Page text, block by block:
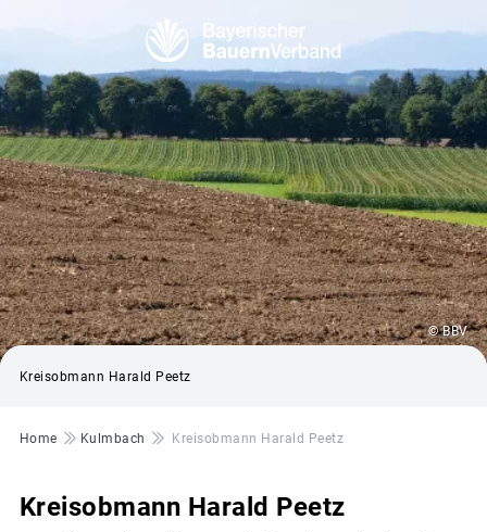
© BBV
Kreisobmann Harald Peetz
Pfadnavigation
Home Kulmbach Kreisobmann Harald Peetz
Kreisobmann Harald Peetz